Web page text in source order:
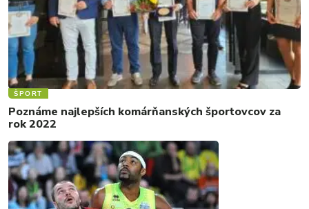
ŠPORT
Poznáme najlepších komárňanských športovcov za
rok 2022